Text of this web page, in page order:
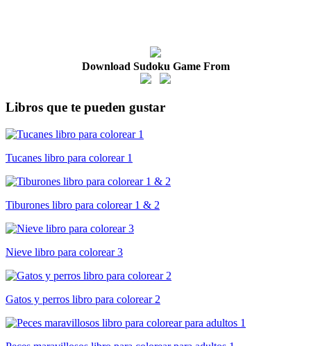
Download Sudoku Game From
Libros que te pueden gustar
Tucanes libro para colorear 1
Tiburones libro para colorear 1 & 2
Nieve libro para colorear 3
Gatos y perros libro para colorear 2